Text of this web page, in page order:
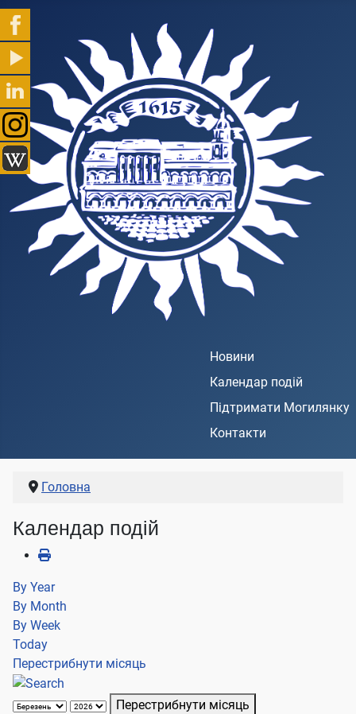
Новини
Календар подій
Підтримати Могилянку
Контакти
Головна
Календар подій
By Year
By Month
By Week
Today
Перестрибнути місяць
Перестрибнути місяць